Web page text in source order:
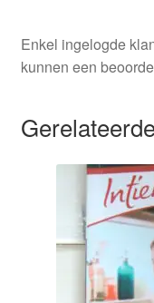
Enkel ingelogde
kunnen een